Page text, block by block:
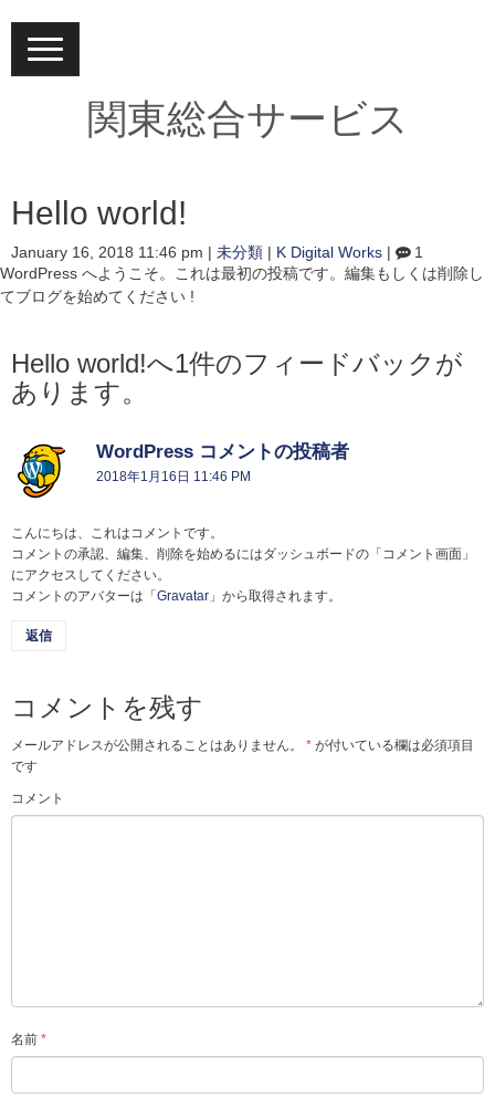
N
a
v
n
関東総合サービス
Hello world!
January 16, 2018 11:46 pm 未分類 K Digital Works
1
WordPress へようこそ。これは最初の投稿です。編集もしくは削除し
てブログを始めてください !
Hello world!へ1件のフィードバックが
あります。
WordPress コメントの投稿者よ
2018年1月16日 11:46 PM
こんにちは、これはコメントです。
コメントの承認、編集、削除を始めるにはダッシュボードの「コメント画面」
にアクセスしてください。
コメントのアバターは「Gravatar 」から取得されます。
返信
コメントを残す
メールアドレスが公開されることはありません。 * が付いている欄は必須項目
です
コメント
名前 *